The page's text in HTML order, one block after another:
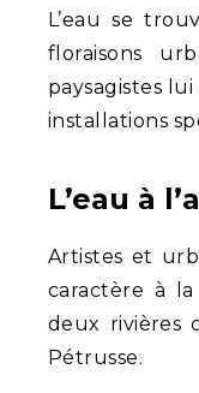
L’eau se
floraisons
paysagistes
installations
L’eau à
Artistes et
caractère à
deux rivières
Pétrusse.